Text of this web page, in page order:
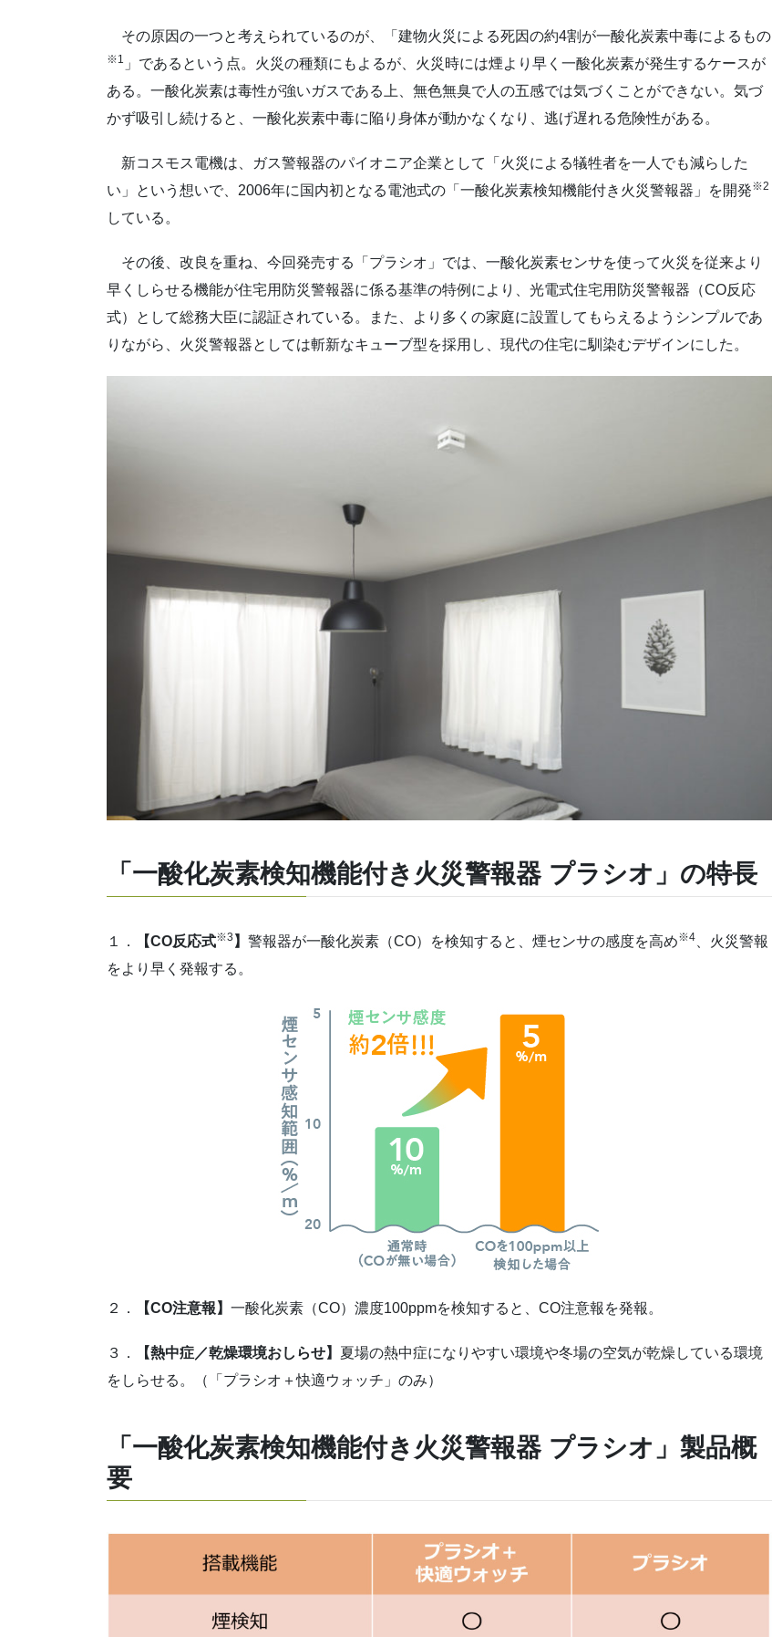
その原因の一つと考えられているのが、「建物火災による死因の約4割が一酸化炭素中毒によるもの
※1 」であるという点。火災の種類にもよるが、火災時には煙より早く一酸化炭素が発生するケースが
ある。一酸化炭素は毒性が強いガスである上、無色無臭で人の五感では気づくことができない。気づ
かず吸引し続けると、一酸化炭素中毒に陥り身体が動かなくなり、逃げ遅れる危険性がある。
新コスモス電機は、ガス警報器のパイオニア企業として「火災による犠牲者を一人でも減らした
い」という想いで、2006年に国内初となる電池式の「一酸化炭素検知機能付き火災警報器」を開発※2
している。
その後、改良を重ね、今回発売する「プラシオ」では、一酸化炭素センサを使って火災を従来より
早くしらせる機能が住宅用防災警報器に係る基準の特例により、光電式住宅用防災警報器（CO反応
式）として総務大臣に認証されている。また、より多くの家庭に設置してもらえるようシンプルであ
りながら、火災警報器としては斬新なキューブ型を採用し、現代の住宅に馴染むデザインにした。
「一酸化炭素検知機能付き火災警報器 プラシオ 」 の特長
１． 【CO反応式※3 】 警報器が一酸化炭素（CO）を検知すると、煙センサの感度を高め※4
、火災警報
をより早く発報する。
２． 【CO注意報】 一酸化炭素（CO）濃度100ppmを検知すると、CO注意報を発報。
３． 【熱中症／乾燥環境おしらせ】 夏場の熱中症になりやすい環境や冬場の空気が乾燥している環境
をしらせる。（「プラシオ＋快適ウォッチ」のみ）
「 一酸化炭素検知機能付き火災警報器 プラシオ」製品概
要